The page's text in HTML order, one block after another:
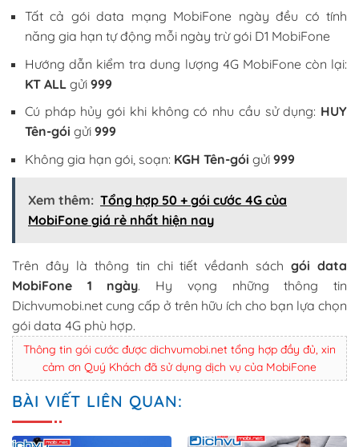
Tất cả gói data mạng MobiFone ngày đều có tính
năng gia hạn tự động mỗi ngày trừ gói D1 MobiFone
Hướng dẫn kiểm tra dung lượng 4G MobiFone còn lại:
KT ALL gửi 999
Cú pháp hủy gói khi không có nhu cầu sử dụng: HUY
Tên-gói gửi 999
Không gia hạn gói, soạn: KGH Tên-gói gửi 999
Xem thêm: Tổng hợp 50 + gói cước 4G của
MobiFone giá rẻ nhất hiện nay
Trên đây là thông tin chi tiết vềdanh sáchgói data
MobiFone 1 ngày. Hy vọng những thông tin
Dichvumobi.net cung cấp ở trên hữu ích cho bạn lựa chọn
gói data 4G phù hợp.
Thông tin gói cước được dichvumobi.net tổng hợp đầy đủ, xin
cảm ơn Quý Khách đã sử dụng dịch vụ của MobiFone
BÀI VIẾT LIÊN QUAN: